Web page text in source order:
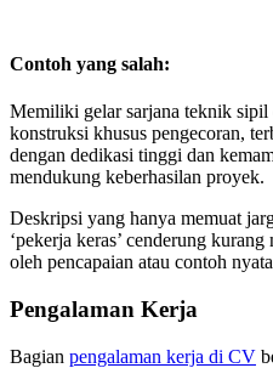
Contoh yang salah:
Memiliki gelar sarjana teknik sipil
konstruksi khusus pengecoran,
dengan dedikasi tinggi dan
mendukung keberhasilan proyek.
Deskripsi yang hanya memuat
‘pekerja keras’ cenderung
oleh pencapaian atau contoh
Pengalaman Kerja
Bagian pengalaman kerja di CV